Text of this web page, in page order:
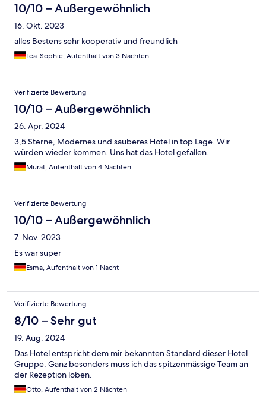
10/10 – Außergewöhnlich
16. Okt. 2023
alles Bestens sehr kooperativ und freundlich
Lea-Sophie, Aufenthalt von 3 Nächten
Verifizierte Bewertung
10/10 – Außergewöhnlich
26. Apr. 2024
3,5 Sterne, Modernes und sauberes Hotel in top Lage. Wir
würden wieder kommen. Uns hat das Hotel gefallen.
Murat, Aufenthalt von 4 Nächten
Verifizierte Bewertung
10/10 – Außergewöhnlich
7. Nov. 2023
Es war super
Esma, Aufenthalt von 1 Nacht
Verifizierte Bewertung
8/10 – Sehr gut
19. Aug. 2024
Das Hotel entspricht dem mir bekannten Standard dieser Hotel
Gruppe. Ganz besonders muss ich das spitzenmässige Team an
der Rezeption loben.
Otto, Aufenthalt von 2 Nächten